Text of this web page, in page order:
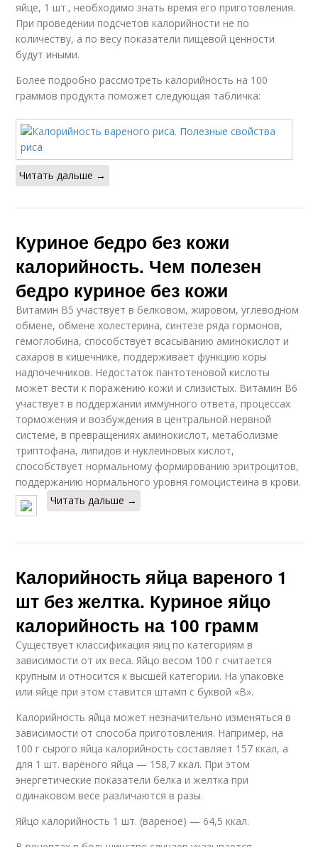
яйце, 1 шт., необходимо знать время его приготовления.
При проведении подсчетов калорийности не по
количеству, а по весу показатели пищевой ценности
будут иными.
Более подробно рассмотреть калорийность на 100
граммов продукта поможет следующая табличка:
Читать дальше →
Куриное бедро без кожи
калорийность. Чем полезен
бедро куриное без кожи
Витамин В5 участвует в белковом, жировом, углеводном
обмене, обмене холестерина, синтезе ряда гормонов,
гемоглобина, способствует всасыванию аминокислот и
сахаров в кишечнике, поддерживает функцию коры
надпочечников. Недостаток пантотеновой кислоты
может вести к поражению кожи и слизистых. Витамин В6
участвует в поддержании иммунного ответа, процессах
торможения и возбуждения в центральной нервной
системе, в превращениях аминокислот, метаболизме
триптофана, липидов и нуклеиновых кислот,
способствует нормальному формированию эритроцитов,
поддержанию нормального уровня гомоцистеина в крови.
Читать дальше →
Калорийность яйца вареного 1
шт без желтка. Куриное яйцо
калорийность на 100 грамм
Существует классификация яиц по категориям в
зависимости от их веса. Яйцо весом 100 г считается
крупным и относится к высшей категории. На упаковке
или яйце при этом ставится штамп с буквой «В».
Калорийность яйца может незначительно изменяться в
зависимости от способа приготовления. Например, на
100 г сырого яйца калорийность составляет 157 ккал, а
для 1 шт. вареного яйца — 158,7 ккал. При этом
энергетические показатели белка и желтка при
одинаковом весе различаются в разы.
Яйцо калорийность 1 шт. (вареное) — 64,5 ккал.